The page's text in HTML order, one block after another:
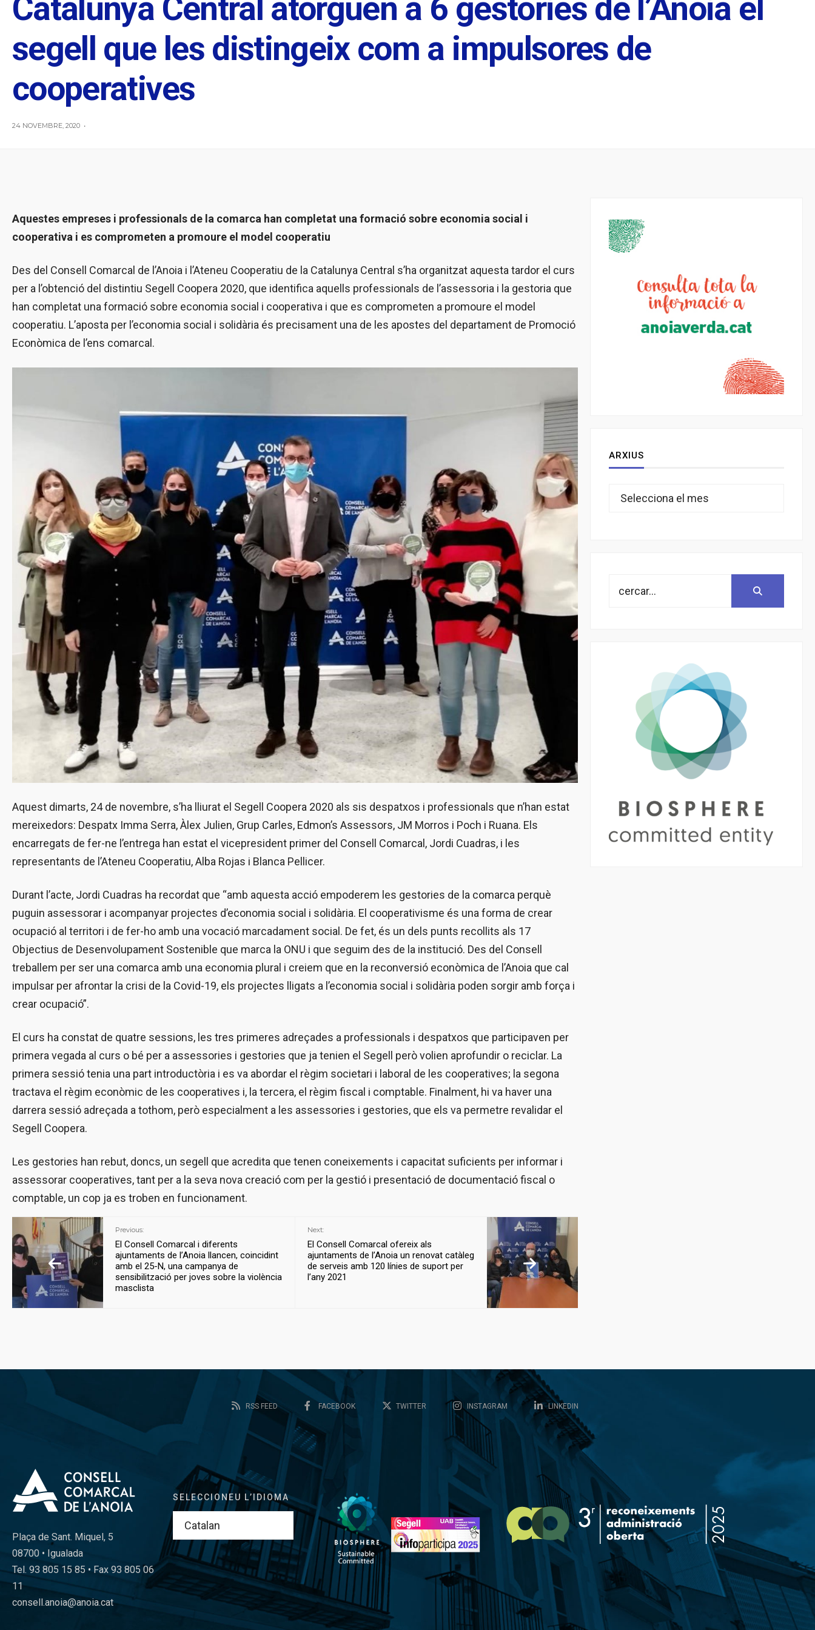
Catalunya Central atorguen a 6 gestories de l’Anoia el
segell que les distingeix com a impulsores de
cooperatives
24 NOVEMBRE, 2020 •
Aquestes empreses i professionals de la comarca han completat una formació sobre economia social i
cooperativa i es comprometen a promoure el model cooperatiu
Des del Consell Comarcal de l’Anoia i l’Ateneu Cooperatiu de la Catalunya Central s’ha organitzat aquesta tardor el curs
per a l’obtenció del distintiu Segell Coopera 2020, que identifica aquells professionals de l’assessoria i la gestoria que
han completat una formació sobre economia social i cooperativa i que es comprometen a promoure el model
cooperatiu. L’aposta per l’economia social i solidària és precisament una de les apostes del departament de Promoció
Econòmica de l’ens comarcal.
Aquest dimarts, 24 de novembre, s’ha lliurat el Segell Coopera 2020 als sis despatxos i professionals que n’han estat
mereixedors: Despatx Imma Serra, Àlex Julien, Grup Carles, Edmon’s Assessors, JM Morros i Poch i Ruana. Els
encarregats de fer-ne l’entrega han estat el vicepresident primer del Consell Comarcal, Jordi Cuadras, i les
representants de l’Ateneu Cooperatiu, Alba Rojas i Blanca Pellicer.
Durant l’acte, Jordi Cuadras ha recordat que “amb aquesta acció empoderem les gestories de la comarca perquè
puguin assessorar i acompanyar projectes d’economia social i solidària. El cooperativisme és una forma de crear
ocupació al territori i de fer-ho amb una vocació marcadament social. De fet, és un dels punts recollits als 17
Objectius de Desenvolupament Sostenible que marca la ONU i que seguim des de la institució. Des del Consell
treballem per ser una comarca amb una economia plural i creiem que en la reconversió econòmica de l’Anoia que cal
impulsar per afrontar la crisi de la Covid-19, els projectes lligats a l’economia social i solidària poden sorgir amb força i
crear ocupació”.
El curs ha constat de quatre sessions, les tres primeres adreçades a professionals i despatxos que participaven per
primera vegada al curs o bé per a assessories i gestories que ja tenien el Segell però volien aprofundir o reciclar. La
primera sessió tenia una part introductòria i es va abordar el règim societari i laboral de les cooperatives; la segona
tractava el règim econòmic de les cooperatives i, la tercera, el règim fiscal i comptable. Finalment, hi va haver una
darrera sessió adreçada a tothom, però especialment a les assessories i gestories, que els va permetre revalidar el
Segell Coopera.
Les gestories han rebut, doncs, un segell que acredita que tenen coneixements i capacitat suficients per informar i
assessorar cooperatives, tant per a la seva nova creació com per la gestió i presentació de documentació fiscal o
comptable, un cop ja es troben en funcionament.
Previous:
El Consell Comarcal i diferents
ajuntaments de l’Anoia llancen, coincidint
amb el 25-N, una campanya de
sensibilització per joves sobre la violència
masclista
Next:
El Consell Comarcal ofereix als
ajuntaments de l’Anoia un renovat catàleg
de serveis amb 120 línies de suport per
l’any 2021
ARXIUS
RSS FEED FACEBOOK TWITTER INSTAGRAM LINKEDIN
Plaça de Sant. Miquel, 5
08700 • Igualada
Tel. 93 805 15 85 • Fax 93 805 06
11
consell.anoia@anoia.cat
SELECCIONEU L’IDIOMA